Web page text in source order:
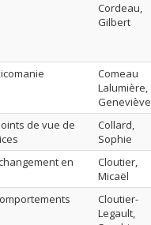
Cordeau,
Gilbert
Comeau
Lalumière,
Geneviève
de vue de
Collard,
Sophie
en
Cloutier,
Micaël
Cloutier-
Legault,